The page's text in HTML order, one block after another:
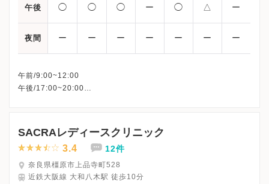
午後 ◯ ◯ ◯ ー ◯ △ ー
夜間 ー ー ー ー ー ー ー
午前/9:00~12:00
午後/17:00~20:00
※詳細はクリニックHPを確認、または直接お問い合わせくださ
SACRAレディースクリニック
3.4 12件
奈良県橿原市上品寺町528
近鉄大阪線 大和八木駅 徒歩10分